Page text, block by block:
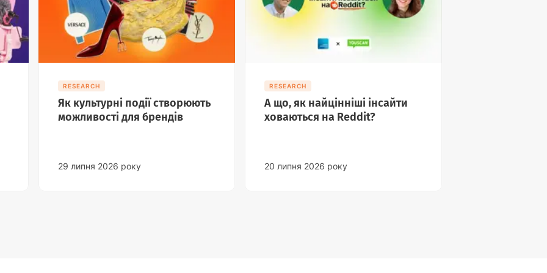
RESEARCH
Як культурні події створюють
можливості для брендів
29 липня 2026 року
RESEARCH
А що, як найцінніші інсайти
ховаються на Reddit?
20 липня 2026 року